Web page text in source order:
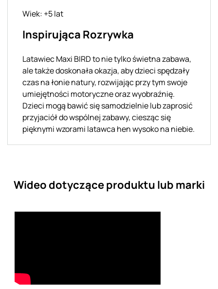
Wiek: +5 lat
Inspirująca Rozrywka
Latawiec Maxi BIRD to nie tylko świetna zabawa,
ale także doskonała okazja, aby dzieci spędzały
czas na łonie natury, rozwijając przy tym swoje
umiejętności motoryczne oraz wyobraźnię.
Dzieci mogą bawić się samodzielnie lub zaprosić
przyjaciół do wspólnej zabawy, ciesząc się
pięknymi wzorami latawca hen wysoko na niebie.
Wideo dotyczące produktu lub marki